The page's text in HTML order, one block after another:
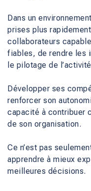
Dans un
prises plus
collaborateurs
fiables, de rendre les
le pilotage de
Développer ses
renforcer son
capacité à contribuer
de son organisation.
Ce n’est pas
apprendre à mieux
meilleures décisions.